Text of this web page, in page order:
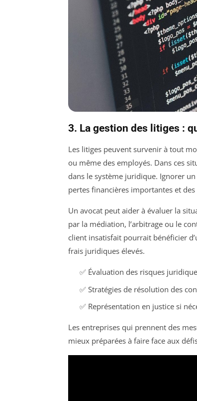
3. La gestion des litiges :
Les litiges peuvent survenir à tout
ou même des employés. Dans ces
dans le système juridique. Ignorer
pertes financières importantes et
Un avocat peut aider à évaluer la
par la médiation, l’arbitrage ou le
client insatisfait pourrait bénéficier
frais juridiques élevés.
✅ Évaluation des risques
✅ Stratégies de résolution des
✅ Représentation en justice si
Les entreprises qui prennent des
mieux préparées à faire face aux